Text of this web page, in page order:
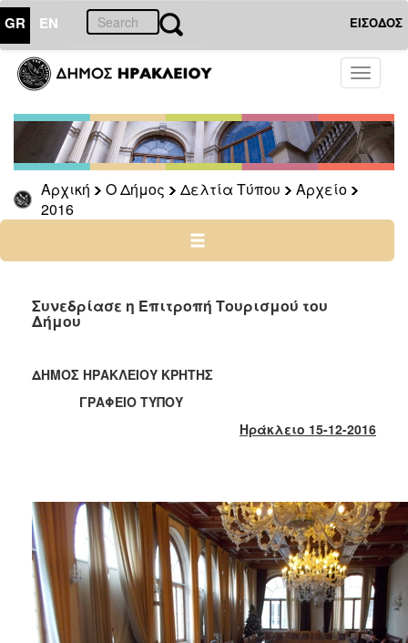
GR EN ΕΙΣΟΔΟΣ
Toggle
Αρχική Ο Δήμος Δελτία Τύπου
Αρχείο
2016
ΔΗΜΟΣ
Δελτία
Τύπου
Αρχείο
2026
2025
2022
2021
2019
2018
2013
2012
2011
Συνεδρίασε η Επιτροπή Τουρισμού του
Δήμου
ΔΗΜΟΣ ΗΡΑΚΛΕΙΟΥ ΚΡΗΤΗΣ
ΓΡΑΦΕΙΟ ΤΥΠΟΥ
Ηράκλειο 15-12-2016